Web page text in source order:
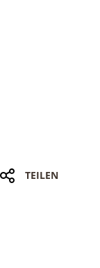
TEILEN